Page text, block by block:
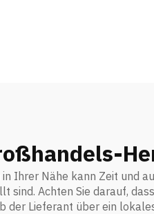
Ihrer Nähe kann Zeit und
Achten Sie darauf,
der Lieferant über ein